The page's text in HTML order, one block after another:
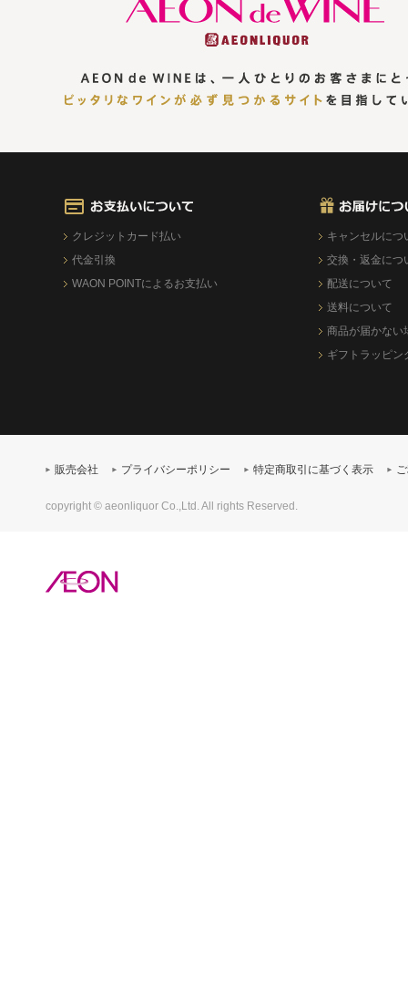
クレジットカード払い
代金引換
WAON POINTによるお支払い
キャンセルにつ
交換・返金につ
配送について
送料について
商品が届かない
ギフトラッピン
販売会社 プライバシーポリシー 特定商取引に基づく表示
copyright © aeonliquor Co.,Ltd. All rights Reserved.